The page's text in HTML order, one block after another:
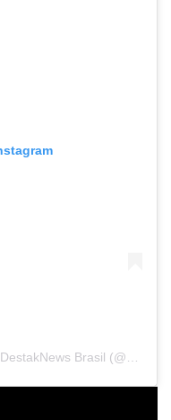
Uma publicação compartilhada por DestakNews Brasil (@destaknewsbrasiloficial)